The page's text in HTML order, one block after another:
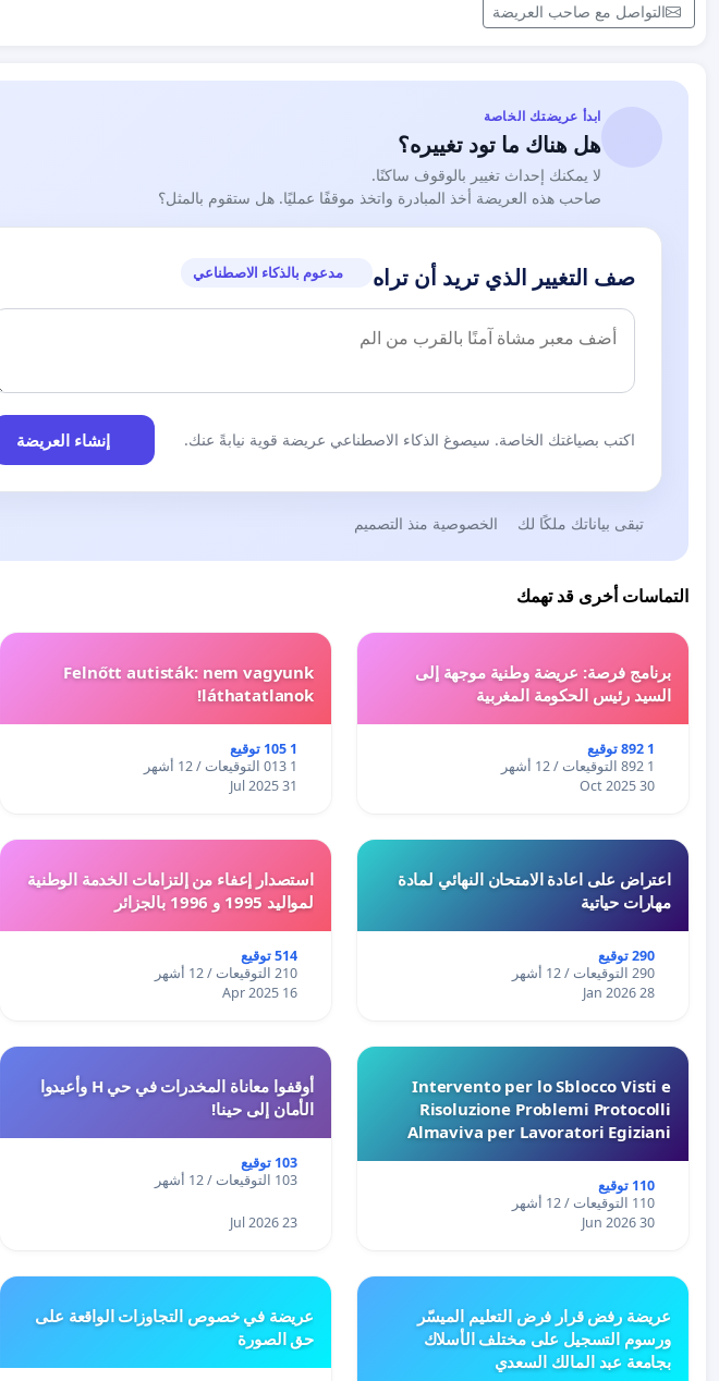
التواصل مع صاحب العريضة
ابدأ عريضتك الخاصة
هل هناك ما تود تغييره؟
لا يمكنك إحداث تغيير بالوقوف ساكنًا.
صاحب هذه العريضة أخذ المبادرة واتخذ موقفًا عمليًا. هل ستقوم بالمثل؟
صف التغيير الذي تريد أن تراه مدعوم بالذكاء الاصطناعي
اكتب بصياغتك الخاصة. سيصوغ الذكاء الاصطناعي عريضة قوية نيابةً عنك. إنشاء العريضة
تبقى بياناتك ملكًا لك الخصوصية منذ التصميم
التماسات أخرى قد تهمك
برنامج فرصة: عريضة وطنية موجهة إلى
السيد رئيس الحكومة المغربية
1 892 توقيع
1 892 التوقيعات / 12 أشهر
30 Oct 2025
Felnőtt autisták: nem vagyunk
láthatatlanok!
1 105 توقيع
1 013 التوقيعات / 12 أشهر
31 Jul 2025
اعتراض على اعادة الامتحان النهائي لمادة
مهارات حياتية
290 توقيع
290 التوقيعات / 12 أشهر
28 Jan 2026
استصدار إعفاء من إلتزامات الخدمة الوطنية
لمواليد 1995 و 1996 بالجزائر
514 توقيع
210 التوقيعات / 12 أشهر
16 Apr 2025
Intervento per lo Sblocco Visti e
Risoluzione Problemi Protocolli
Almaviva per Lavoratori Egiziani
110 توقيع
110 التوقيعات / 12 أشهر
30 Jun 2026
أوقفوا معاناة المخدرات في حي H وأعيدوا
الأمان إلى حينا!
103 توقيع
103 التوقيعات / 12 أشهر
23 Jul 2026
عريضة رفض قرار فرض التعليم الميسّر
ورسوم التسجيل على مختلف الأسلاك
بجامعة عبد المالك السعدي
عريضة في خصوص التجاوزات الواقعة على
حق الصورة